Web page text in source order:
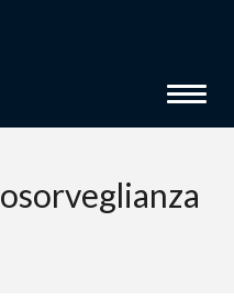
Toggle